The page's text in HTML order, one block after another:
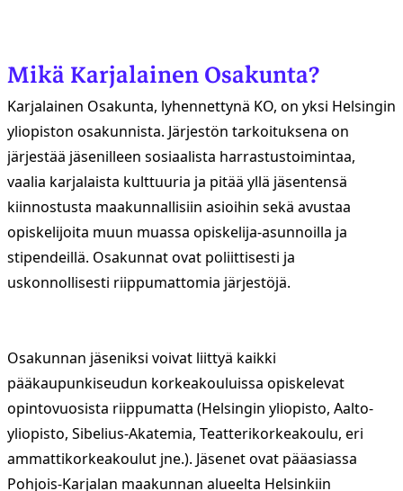
Mikä Karjalainen Osakunta?
Karjalainen Osakunta, lyhennettynä KO, on yksi Helsingin
yliopiston osakunnista. Järjestön tarkoituksena on
järjestää jäsenilleen sosiaalista harrastustoimintaa,
vaalia karjalaista kulttuuria ja pitää yllä jäsentensä
kiinnostusta maakunnallisiin asioihin sekä avustaa
opiskelijoita muun muassa opiskelija-asunnoilla ja
stipendeillä. Osakunnat ovat poliittisesti ja
uskonnollisesti riippumattomia järjestöjä.
Osakunnan jäseniksi voivat liittyä kaikki
pääkaupunkiseudun korkeakouluissa opiskelevat
opintovuosista riippumatta (Helsingin yliopisto, Aalto-
yliopisto, Sibelius-Akatemia, Teatterikorkeakoulu, eri
ammattikorkeakoulut jne.). Jäsenet ovat pääasiassa
Pohjois-Karjalan maakunnan alueelta Helsinkiin